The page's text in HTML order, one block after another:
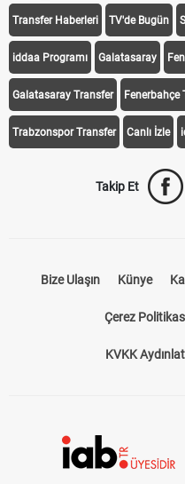
Transfer Haberleri TV'de Bugün
iddaa Programı Galatasaray
Galatasaray Transfer Fenerbahçe
Trabzonspor Transfer Canlı İzle
Takip Et
Bize Ulaşın Künye
Çerez
KVKK